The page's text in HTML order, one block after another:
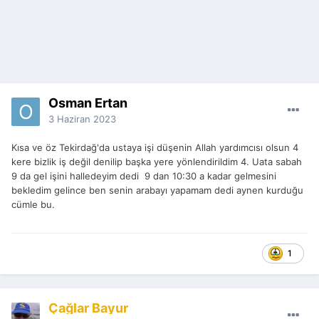
Osman Ertan
3 Haziran 2023
Kısa ve öz Tekirdağ'da ustaya işi düşenin Allah yardımcısı olsun 4
kere bizlik iş değil denilip başka yere yönlendirildim 4. Uata sabah
9 da gel işini halledeyim dedi 9 dan 10:30 a kadar gelmesini
bekledim gelince ben senin arabayı yapamam dedi aynen kurduğu
cümle bu.
1
Çağlar Bayur